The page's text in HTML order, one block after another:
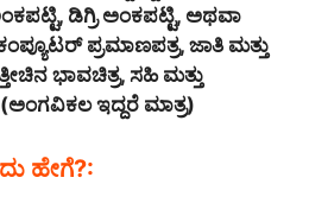
ಡಿಗ್ರಿ ಅಂಕಪಟ್ಟಿ, ಅಥವಾ
ಪ್ರಮಾಣಪತ್ರ, ಜಾತಿ ಮತ್ತು
ಭಾವಚಿತ್ರ, ಸಹಿ ಮತ್ತು
ಇದ್ದರೆ ಮಾತ್ರ)
ಹೇಗೆ?: